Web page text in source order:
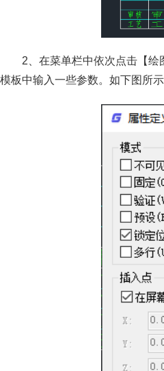
2、在菜单栏中依次点击【
模板中输入一些参数。如下图所示